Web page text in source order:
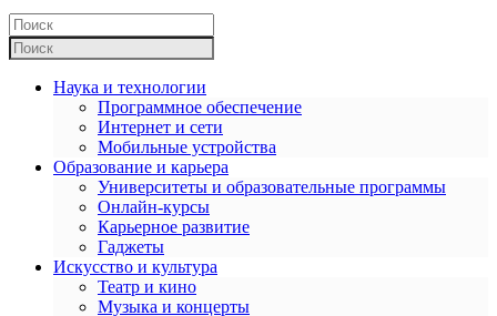
Наука и технологии
Программное обеспечение
Интернет и сети
Мобильные устройства
Образование и карьера
Университеты и образовательные программы
Онлайн-курсы
Карьерное развитие
Гаджеты
Искусство и культура
Театр и кино
Музыка и концерты